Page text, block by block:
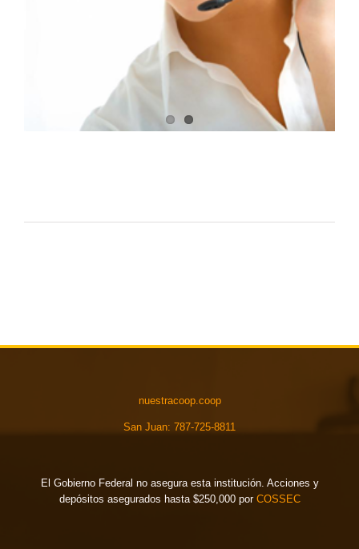
nuestracoop.coop
San Juan: 787-725-8811
El Gobierno Federal no asegura esta institución. Acciones y
depósitos asegurados hasta $250,000 por COSSEC